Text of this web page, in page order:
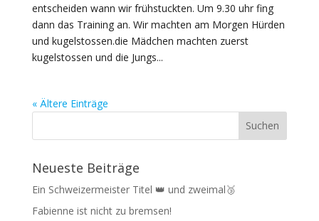
entscheiden wann wir frühstuckten. Um 9.30 uhr fing
dann das Training an. Wir machten am Morgen Hürden
und kugelstossen.die Mädchen machten zuerst
kugelstossen und die Jungs...
« Ältere Einträge
Neueste Beiträge
Ein Schweizermeister Titel 👑 und zweimal🥉
Fabienne ist nicht zu bremsen!